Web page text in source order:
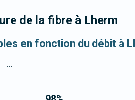
de la fibre à Lherm
en fonction du débit à
...